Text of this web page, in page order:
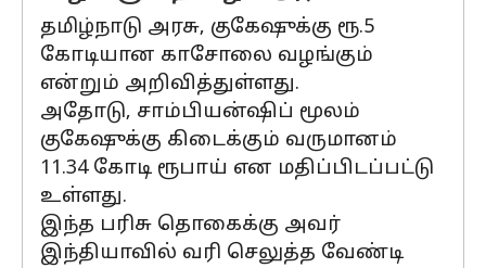
தமிழ்நாடு அரசு, குகேஷுக்கு ரூ.5
கோடியான காசோலை வழங்கும்
என்றும் அறிவித்துள்ளது.
அதோடு, சாம்பியன்ஷிப் மூலம்
குகேஷுக்கு கிடைக்கும் வருமானம்
11.34 கோடி ரூபாய் என மதிப்பிடப்பட்டு
உள்ளது.
இந்த பரிசு தொகைக்கு அவர்
இந்தியாவில் வரி செலுத்த வேண்டி